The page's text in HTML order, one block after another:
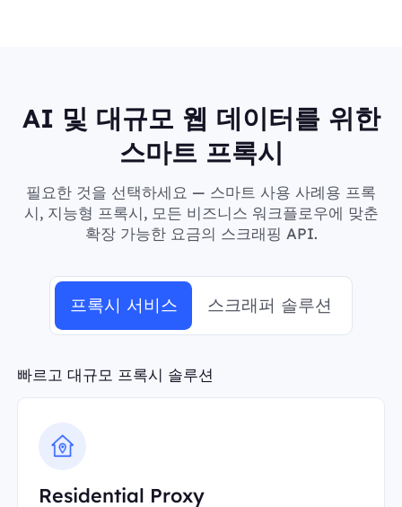
AI 및 대규모 웹 데이터를 위한
스마트 프록시
필요한 것을 선택하세요 — 스마트 사용 사례용 프록
시, 지능형 프록시, 모든 비즈니스 워크플로우에 맞춘
확장 가능한 요금의 스크래핑 API.
프록시 서비스 스크래퍼 솔루션
빠르고 대규모 프록시 솔루션
Residential Proxy